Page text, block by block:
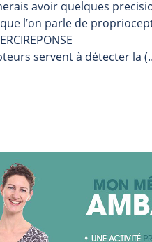
avoir quelques
l’on parle de
servent à détecter la